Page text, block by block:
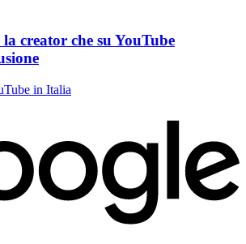
creator che su YouTube
in Italia